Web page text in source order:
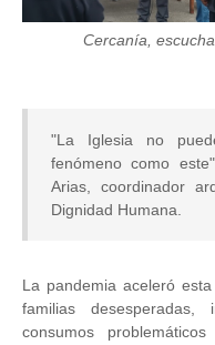
Cercanía,
"La Iglesia no
fenómeno como
Arias, coordinador
Dignidad Humana.
La pandemia aceleró
familias
consumos